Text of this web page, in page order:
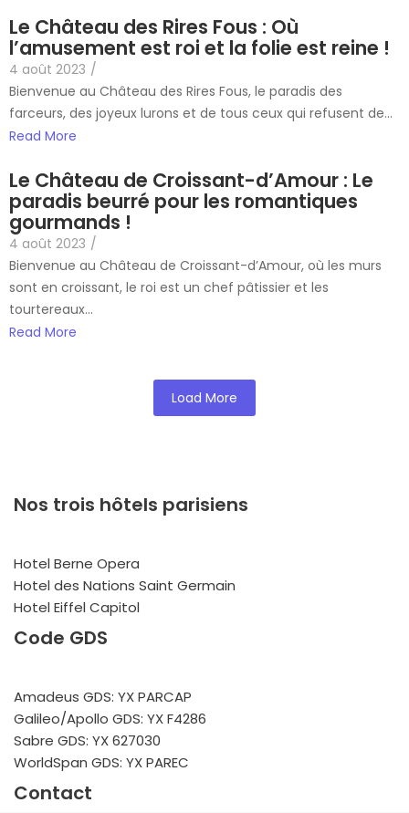
Le Château des Rires Fous : Où
l’amusement est roi et la folie est reine !
4 août 2023 /
Bienvenue au Château des Rires Fous, le paradis des
farceurs, des joyeux lurons et de tous ceux qui refusent de...
Read More
Le Château de Croissant-d’Amour : Le
paradis beurré pour les romantiques
gourmands !
4 août 2023 /
Bienvenue au Château de Croissant-d’Amour, où les murs
sont en croissant, le roi est un chef pâtissier et les
tourtereaux...
Read More
Load More
Nos trois hôtels parisiens
Hotel Berne Opera
Hotel des Nations Saint Germain
Hotel Eiffel Capitol
Code GDS
Amadeus GDS: YX PARCAP
Galileo/Apollo GDS: YX F4286
Sabre GDS: YX 627030
WorldSpan GDS: YX PAREC
Contact